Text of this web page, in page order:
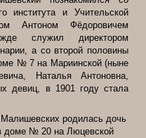
института и Учительской
Антоном Фёдоровичем
служил директором
а со второй половины
№ 7 на Мариинской (ныне
Наталья Антоновна,
девиц, в 1901 году стала
родилась дочь
доме № 20 на Люцевской